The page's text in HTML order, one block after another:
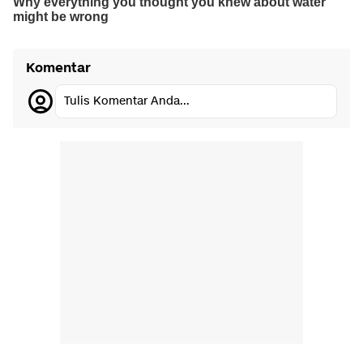
Komentar
Tulis Komentar Anda...